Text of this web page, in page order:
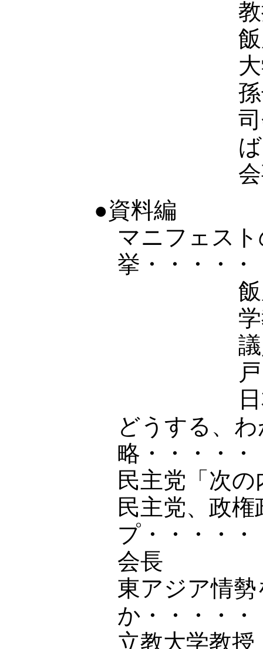
●資料編
マニフェス
挙・・・・・
どうする、
略・・・・
民主党「次
民主党、政
プ・・・・
会長
東アジア情
か・・・・
立教大学教授